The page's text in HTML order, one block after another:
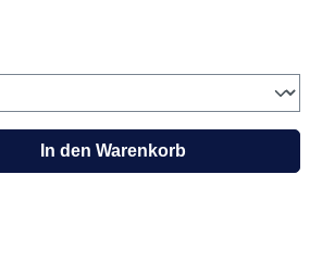
gewünschten Wert ein
In den Warenkorb